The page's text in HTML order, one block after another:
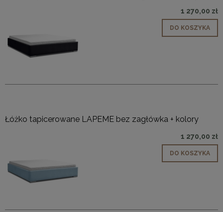
1 270,00 zł
DO KOSZYKA
Łóżko tapicerowane LAPEME bez zagłówka + kolory
1 270,00 zł
DO KOSZYKA